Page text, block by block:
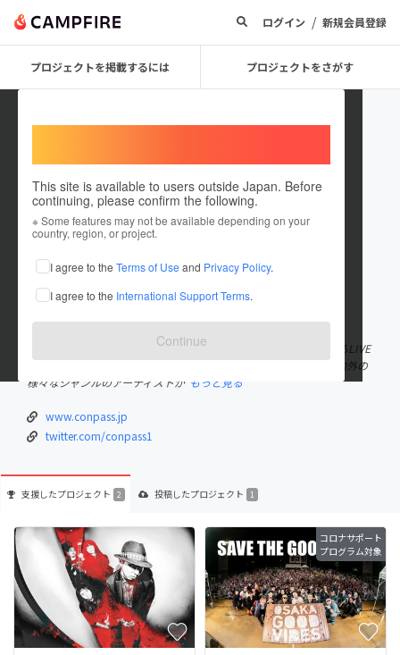
ログイン / 新規会員登録
プロジェクトを掲載するには プロジェクトをさがす
This site is available to users outside Japan. Before
continuing, please confirm the following.
※ Some features may not be available depending on your
country, region, or project.
I agree to the Terms of Use and Privacy Policy.
I agree to the International Support Terms.
Continue
conpass_osaka
これまでに2回支援して1件のプロジェクトを投稿しています
在住国：日本 現在地：大阪府
出身国：日本 出身地：大阪府
鰻谷sunsuiの店長が同住所にて立ち上げた、大阪・東心斎橋にあるLIVE
SPACE CONPASS。バンドカルチャーやクラブミュージックの国内外の
様々なジャンルのアーティストが もっと見る
www.conpass.jp
twitter.com/conpass1
支援したプロジェクト 2 投稿したプロジェクト 1
コロナサポート
プログラム対象